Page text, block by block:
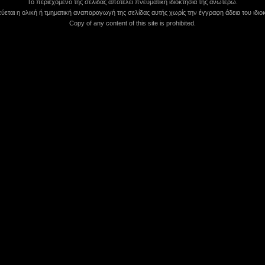
Το περιεχόμενο της σελίδας αποτελεί πνευματική ιδιοκτησία της ανωτέρω.
η ολική ή τμηματική αναπαραγωγή της σελίδας αυτής χωρίς την έγγραφη άδεια του
Copy of any content of this site is prohibited.